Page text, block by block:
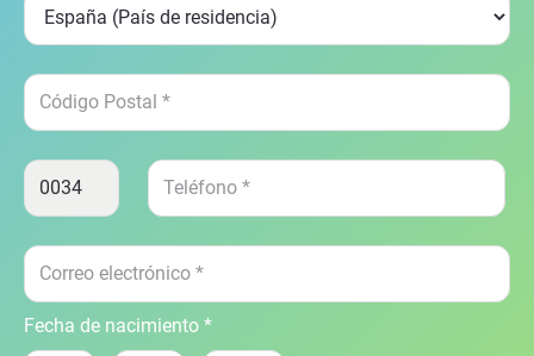
Fecha de nacimiento *